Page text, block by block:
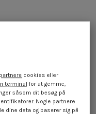
cookies eller
terminal for at gemme,
såsom dit besøg på
Nogle partnere
dine data og baserer sig på